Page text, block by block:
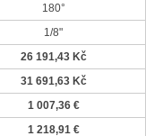
180°
1/8"
26 191,43 Kč
31 691,63 Kč
1 007,36 €
1 218,91 €